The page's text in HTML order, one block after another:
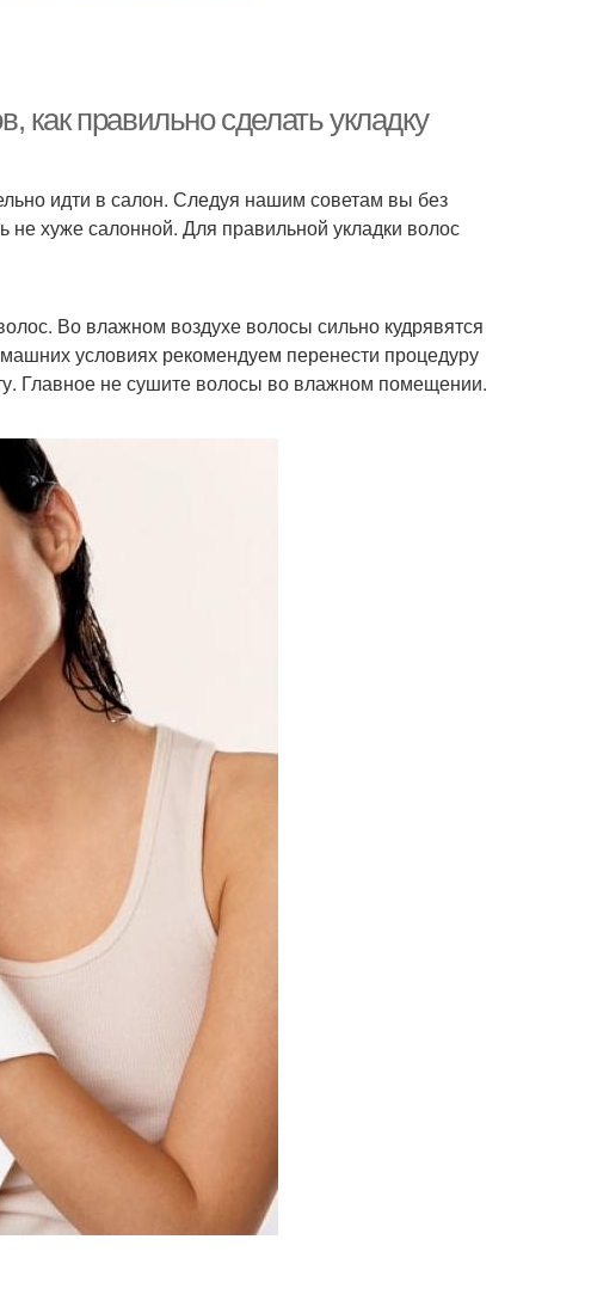
как правильно сделать укладку
идти в салон. Следуя нашим советам вы без
не хуже салонной. Для правильной укладки волос
Во влажном воздухе волосы сильно кудрявятся
условиях рекомендуем перенести процедуру
Главное не сушите волосы во влажном помещении.